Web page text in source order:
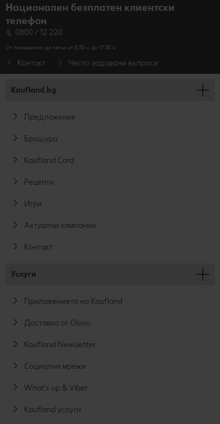
Национален безплатен клиентски
телефон
0800 / 12 220
От понеделник до петък от 8.30 ч. до 17.30 ч.
Контакт Често задавани въпроси
Kaufland.bg
Предложения
Брошура
Kaufland Card
Рецепти
Игри
Актуални кампании
Контакт
Услуги
Приложението на Kaufland
Доставка от Glovo
Kaufland Newsletter
Социални мрежи
What's up & Viber
Kaufland услуги